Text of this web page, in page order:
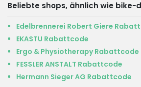
Beliebte shops, ähnlich wie bike-
Edelbrennerei Robert Giere
EKASTU Rabattcode
Ergo & Physiotherapy Rabattcode
FESSLER ANSTALT Rabattcode
Hermann Sieger AG Rabattcode